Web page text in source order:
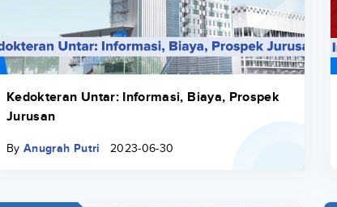
Kedokteran Untar: Informasi, Biaya, Prospek
Jurusan
By Anugrah Putri 2023-06-30